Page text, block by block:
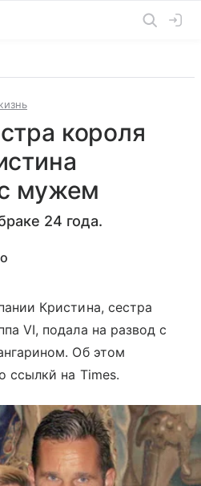
короля
мужем
24 года.
Кристина, сестра
VI, подала на развод с
Об этом
ссылкй на Times.